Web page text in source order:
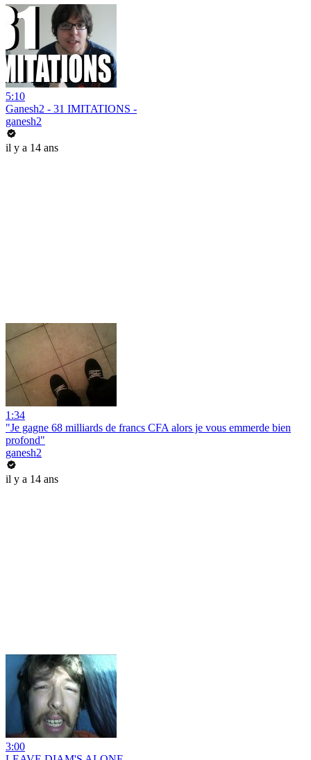
5:10
Ganesh2 - 31 IMITATIONS -
ganesh2
il y a 14 ans
1:34
"Je gagne 68 milliards de francs CFA alors je vous emmerde bien
profond"
ganesh2
il y a 14 ans
3:00